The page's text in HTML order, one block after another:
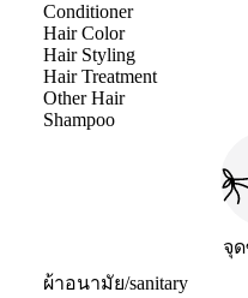
Conditioner
Hair Color
Hair Styling
Hair Treatment
Other Hair
Shampoo
จุ
ผ้าอนามัย/sanitary